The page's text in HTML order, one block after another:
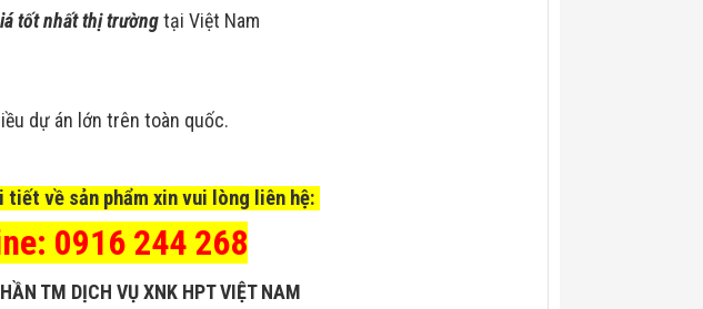
tốt nhất thị trườngtại Việt Nam
dự án lớn trên toàn quốc.
về sản phẩm xin vui lòng liên hệ:
0916 244 268
TM DỊCH VỤ XNK HPT VIỆT NAM